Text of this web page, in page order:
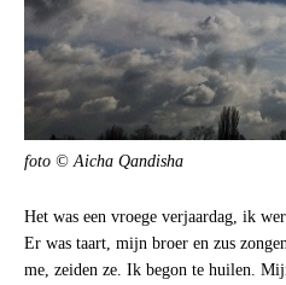
foto © Aicha Qandisha
Het was een vroege verjaardag, ik
Er was taart, mijn broer en zus
me, zeiden ze. Ik begon te huilen.